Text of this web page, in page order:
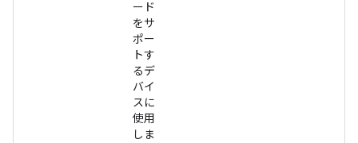
ード
をサ
ポー
トす
るデ
バイ
スに
使用
しま